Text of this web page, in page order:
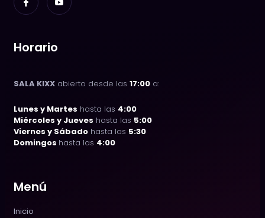
Horario
SALA KIXX abierto desde las 17:00 a:
Lunes y Martes hasta las 4:00
Miércoles y Jueves hasta las 5:00
Viernes y Sábado hasta las 5:30
Domingos hasta las 4:00
Menú
Inicio